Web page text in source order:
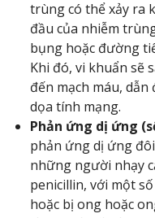
trùng có thể xảy ra
đầu của nhiễm
bụng hoặc đường
Khi đó, vi khuẩn sẽ
đến mạch máu,
dọa tính mạng.
Phản ứng dị ứng
phản ứng dị ứng
những người nhạy
penicillin, với một
hoặc bị ong hoặc